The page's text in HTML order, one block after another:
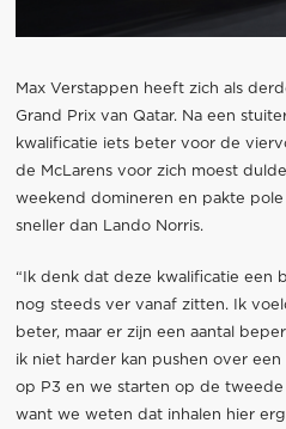
Max Verstappen heeft zich als
Grand Prix van Qatar. Na een
kwalificatie iets beter voor de
de McLarens voor zich moest
weekend domineren en pakte
sneller dan Lando Norris.
“Ik denk dat deze kwalificatie een
nog steeds ver vanaf zitten. Ik
beter, maar er zijn een aantal
ik niet harder kan pushen over
op P3 en we starten op de
want we weten dat inhalen hier